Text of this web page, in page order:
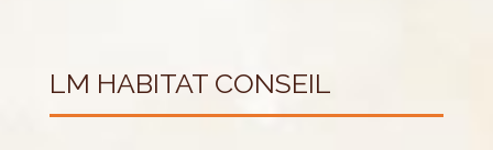
LM HABITAT CONSEIL